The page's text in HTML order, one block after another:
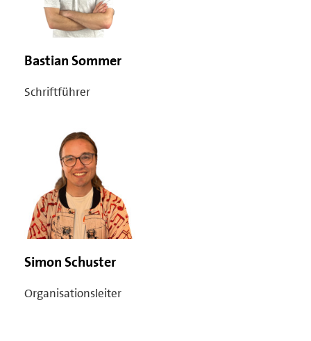
Bastian Sommer
Schriftführer
Simon Schuster
Organisationsleiter